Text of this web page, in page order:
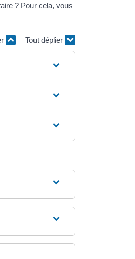
? Pour cela, vous
Tout déplier